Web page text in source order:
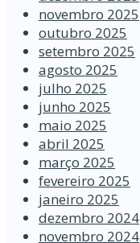
novembro 2025
outubro 2025
setembro 2025
agosto 2025
julho 2025
junho 2025
maio 2025
abril 2025
março 2025
fevereiro 2025
janeiro 2025
dezembro 2024
novembro 2024